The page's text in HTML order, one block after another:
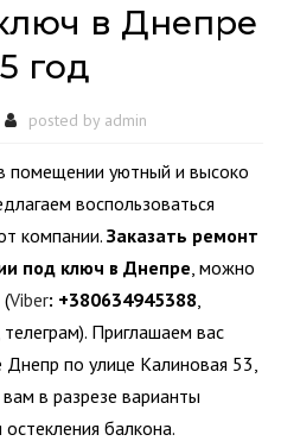
в Днепре
год
posted by admin
помещении уютный и высоко
воспользоваться
компании. Заказать ремонт
под ключ в Днепре, можно
(Viber: +380634945388,
телеграм). Приглашаем вас
по улице Калиновая 53,
в разрезе варианты
балкона.